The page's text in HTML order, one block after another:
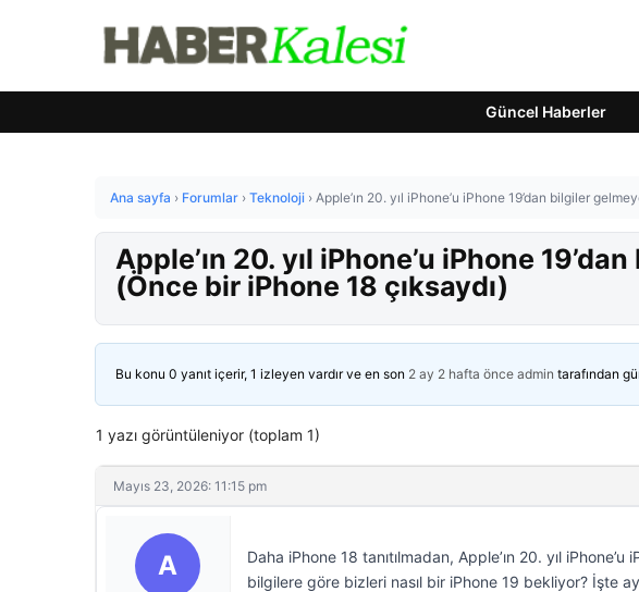
Güncel Haberler
Ana sayfa › Forumlar › Teknoloji › Apple’ın 20. yıl iPhone’u iPhone 19’dan bilgiler
Apple’ın 20. yıl iPhone’u iPhone
(Önce bir iPhone 18 çıksaydı)
Bu konu 0 yanıt içerir, 1 izleyen vardır ve en son 2 ay 2 hafta önce admin tarafından
1 yazı görüntüleniyor (toplam 1)
Mayıs 23, 2026: 11:15 pm
A
Daha iPhone 18 tanıtılmadan, Apple’ın 20. yıl
bilgilere göre bizleri nasıl bir iPhone 19 bekliyor? İşte